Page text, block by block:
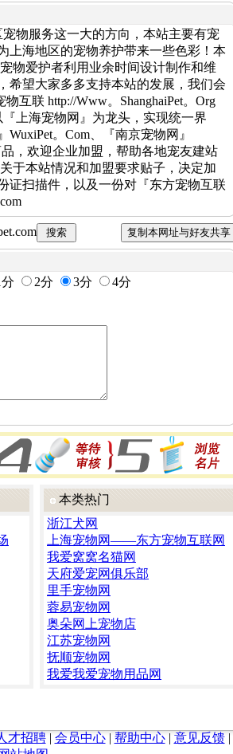
物服务这一大的方向，本站主要有宠
上海地区的宠物养护带来一些色彩！本
爱护者利用业余时间设计制作和维
希望大家多多支持本站的发展，我们会
互联 http://Www。ShanghaiPet。Org
『上海宠物网』为龙头，实现统一界
。Com、『南京宠物网』
，欢迎企业加盟，帮助各地宠友建站
于本站情况和加盟要求贴子，决定加
证扫描件，以及一份对『东方宠物互联
分 2分 3分
4分
本类热门
浙江犬网
上海宠物网——东方宠物互联网
我爱窝窝名猫网
天府爱宠网俱乐部
里手宠物网
蓉易宠物网
奥朵网上宠物店
江苏宠物网
抚顺宠物网
我爱我爱宠物用品网
才招聘| 会员中心| 帮助中心| 意见反馈|